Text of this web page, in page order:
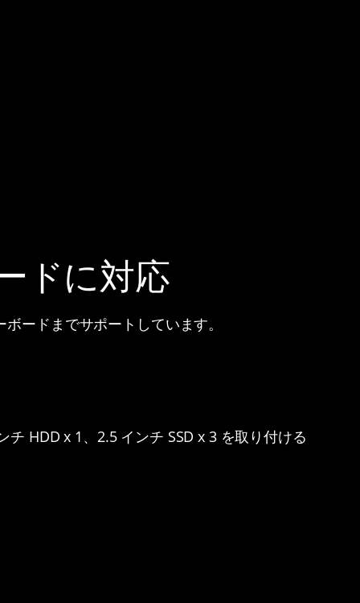
ドに対応
ードまでサポートしています。
チ HDD x 1、2.5 インチ SSD x 3 を取り付ける